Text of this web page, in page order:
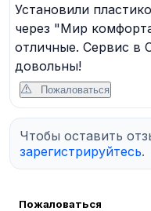
Установили
через "Мир
отличные. Сервис в
довольны!
Пожаловаться
Чтобы оставить
зарегистрируйтесь.
Пожаловаться